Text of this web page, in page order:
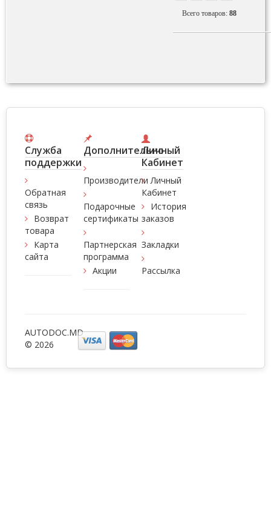
Всего товаров: 88
Служба
поддержки
Обратная
связь
Возврат
товара
Карта
сайта
Дополнительно
Производители
Подарочные
сертификаты
Партнерская
программа
Акции
Личный
Кабинет
Личный
Кабинет
История
заказов
Закладки
Рассылка
AUTODOC.MD
© 2026